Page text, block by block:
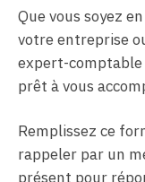
Que vous soyez
votre entreprise
expert-comptable
prêt à vous
Remplissez ce
rappeler par un
présent pour